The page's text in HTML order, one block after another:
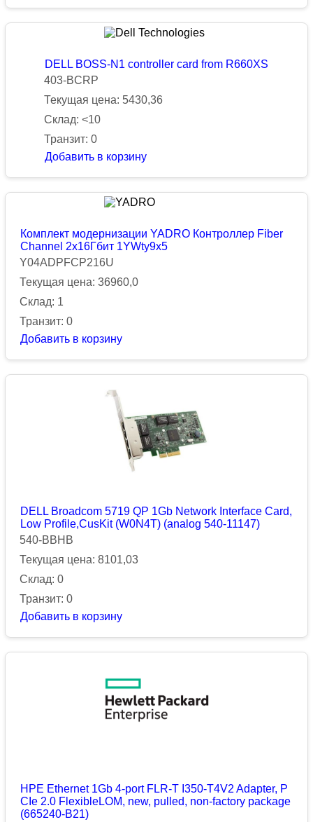
DELL BOSS-N1 controller card from R660XS
403-BCRP
Текущая цена: 5430,36
Склад: <10
Транзит: 0
Добавить в корзину
Комплект модернизации YADRO Контроллер Fiber
Channel 2х16Гбит 1YWty9x5
Y04ADPFCP216U
Текущая цена: 36960,0
Склад: 1
Транзит: 0
Добавить в корзину
DELL Broadcom 5719 QP 1Gb Network Interface Card,
Low Profile,CusKit (W0N4T) (analog 540-11147)
540-BBHB
Текущая цена: 8101,03
Склад: 0
Транзит: 0
Добавить в корзину
HPE Ethernet 1Gb 4-port FLR-T I350-T4V2 Adapter, P
CIe 2.0 FlexibleLOM, new, pulled, non-factory package
(665240-B21)